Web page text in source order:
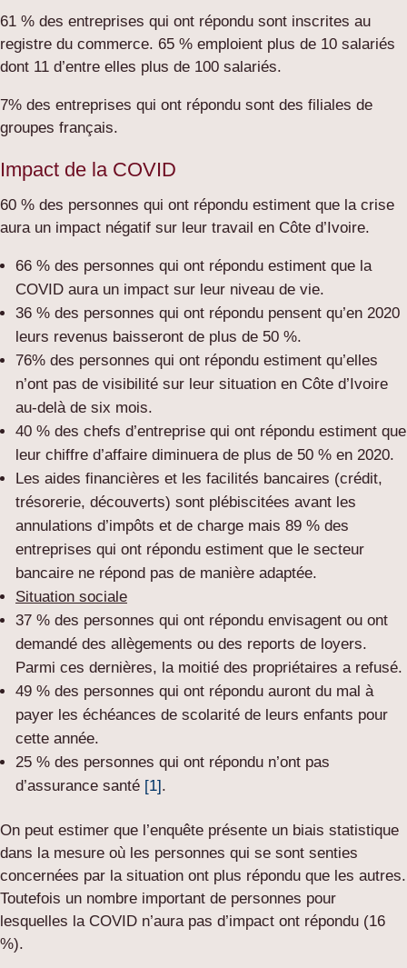
61 % des entreprises qui ont répondu sont inscrites au
registre du commerce. 65 % emploient plus de 10 salariés
dont 11 d’entre elles plus de 100 salariés.
7% des entreprises qui ont répondu sont des filiales de
groupes français.
Impact de la COVID
60 % des personnes qui ont répondu estiment que la crise
aura un impact négatif sur leur travail en Côte d’Ivoire.
66 % des personnes qui ont répondu estiment que la
COVID aura un impact sur leur niveau de vie.
36 % des personnes qui ont répondu pensent qu’en 2020
leurs revenus baisseront de plus de 50 %.
76% des personnes qui ont répondu estiment qu’elles
n’ont pas de visibilité sur leur situation en Côte d’Ivoire
au-delà de six mois.
40 % des chefs d’entreprise qui ont répondu estiment que
leur chiffre d’affaire diminuera de plus de 50 % en 2020.
Les aides financières et les facilités bancaires (crédit,
trésorerie, découverts) sont plébiscitées avant les
annulations d’impôts et de charge mais 89 % des
entreprises qui ont répondu estiment que le secteur
bancaire ne répond pas de manière adaptée.
Situation sociale
37 % des personnes qui ont répondu envisagent ou ont
demandé des allègements ou des reports de loyers.
Parmi ces dernières, la moitié des propriétaires a refusé.
49 % des personnes qui ont répondu auront du mal à
payer les échéances de scolarité de leurs enfants pour
cette année.
25 % des personnes qui ont répondu n’ont pas
d’assurance santé [1] .
On peut estimer que l’enquête présente un biais statistique
dans la mesure où les personnes qui se sont senties
concernées par la situation ont plus répondu que les autres.
Toutefois un nombre important de personnes pour
lesquelles la COVID n’aura pas d’impact ont répondu (16
%).